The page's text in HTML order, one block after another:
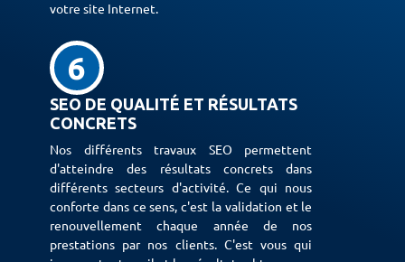
votre site Internet.
6
SEO DE QUALITÉ ET RÉSULTATS
CONCRETS
Nos différents travaux SEO permettent
d'atteindre des résultats concrets dans
différents secteurs d'activité. Ce qui nous
conforte dans ce sens, c'est la validation et le
renouvellement chaque année de nos
prestations par nos clients. C'est vous qui